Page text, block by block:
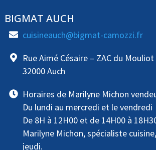
BIGMAT AUCH
cuisineauch@bigmat-camozzi.fr
Rue Aimé Césaire – ZAC du Mouliot
32000 Auch
Horaires de Marilyne Michon
Du lundi au mercredi et le vendredi
De 8H à 12H00 et de 14H00 à
Marilyne Michon, spécialiste
jeudi.